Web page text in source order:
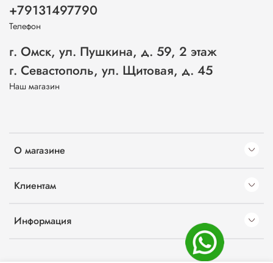
О магазине
Клиентам
Информация
+79131497790
Телефон
г. Омск, ул. Пушкина, д. 59, 2 этаж
г. Севастополь, ул. Щитовая, д. 45
Наш магазин